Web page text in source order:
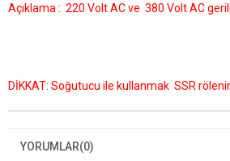
Açıklama : 220 Volt AC ve 380 Volt AC
DİKKAT: Soğutucu ile kullanmak SSR
YORUMLAR(0)